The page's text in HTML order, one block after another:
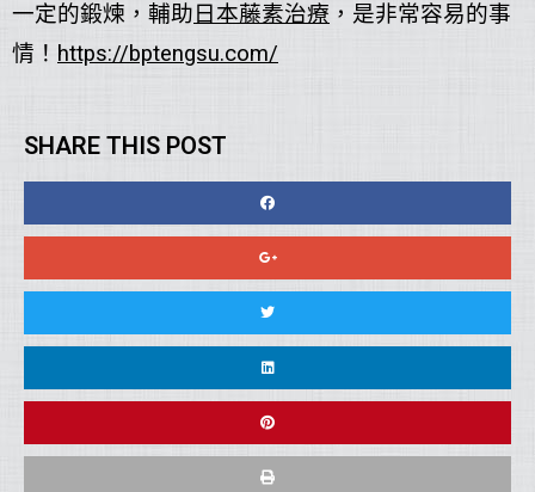
一定的鍛煉，輔助 日本藤素治療 ，是非常容易的事
情！ https://bptengsu.com/
SHARE THIS POST